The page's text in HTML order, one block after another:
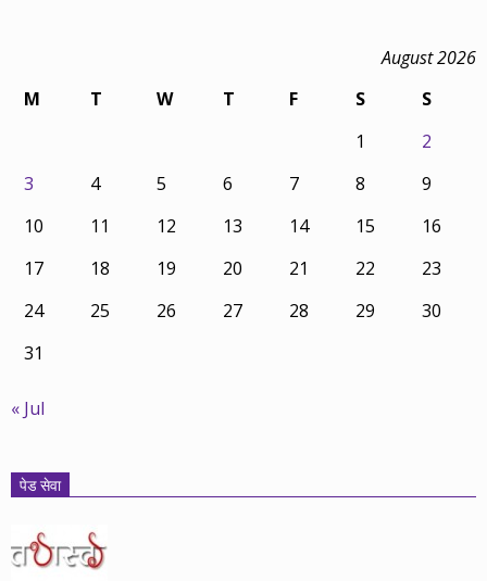
August 2026
M
T W T F S
S
1
2
3
4 5 6 7 8
9
10
11 12 13 14 15
16
17
18 19 20 21 22
23
24
25 26 27 28 29
30
31
« Jul
पेड सेवा